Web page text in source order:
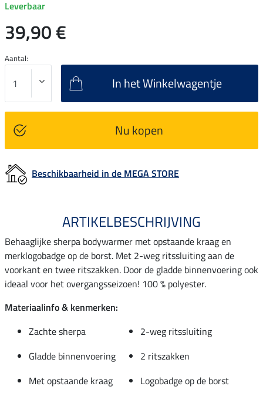
Leverbaar
39,90 €
Aantal:
In het Winkelwagentje
Nu kopen
Beschikbaarheid in de MEGA STORE
ARTIKELBESCHRIJVING
Behaaglijke sherpa bodywarmer met opstaande kraag en
merklogobadge op de borst. Met 2-weg ritssluiting aan de
voorkant en twee ritszakken. Door de gladde binnenvoering ook
ideaal voor het overgangsseizoen! 100 % polyester.
Materiaalinfo & kenmerken:
Zachte sherpa
2-weg ritssluiting
Gladde binnenvoering
2 ritszakken
Met opstaande kraag
Logobadge op de borst